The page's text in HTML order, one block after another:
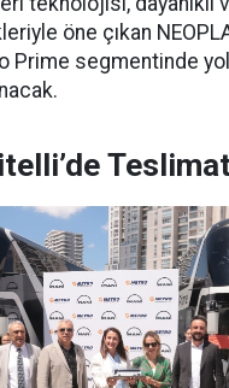
öne çıkan
Prime segmentinde